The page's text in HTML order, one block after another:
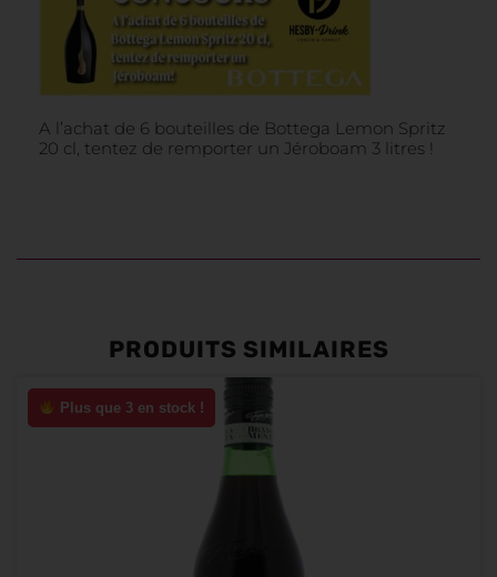
A l’achat de 6 bouteilles de Bottega Lemon Spritz
20 cl, tentez de remporter un Jéroboam 3 litres !
PRODUITS SIMILAIRES
Plus que 3 en stock !